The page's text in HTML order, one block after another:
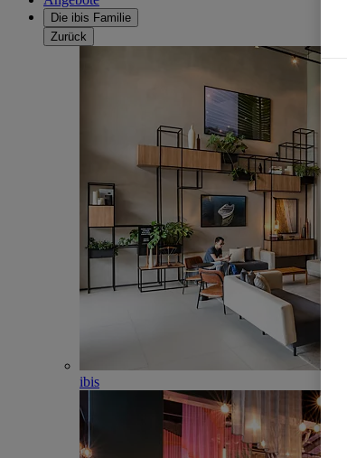
Die ibis Familie
Zurück
ibis